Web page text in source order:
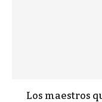
Los maestros